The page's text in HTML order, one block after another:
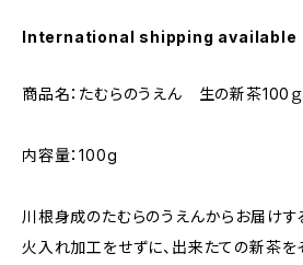
International shipping available
商品名：たむらのうえん 生の新茶100ｇ
内容量：100g
川根身成のたむらのうえんからお届けす
火入れ加工をせずに、出来たての新茶